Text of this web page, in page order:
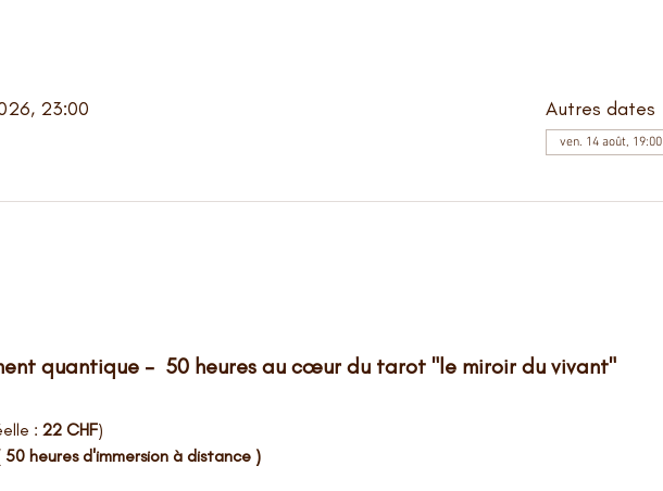
23:00
Autres dates
ven. 14 août, 19:00
quantique –  50 heures au cœur du tarot "le miroir du vivant"
: 22 CHF)
heures d'immersion à distance )